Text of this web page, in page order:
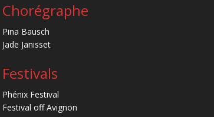
Chorégraphe
Pina Bausch
Jade Janisset
Festivals
Phénix Festival
Festival off Avignon